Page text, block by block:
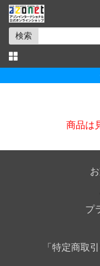
検索
商品は
プ
「特定商取